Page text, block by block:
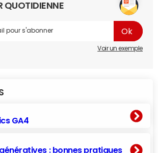
QUOTIDIENNE
Voir un exemple
GA4
: bonnes pratiques